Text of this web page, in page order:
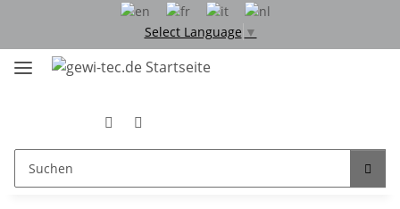
Select Language ▼